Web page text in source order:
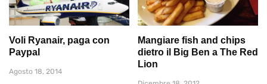
Voli Ryanair, paga con
Paypal
Agosto 18, 2014
Mangiare fish and chips
dietro il Big Ben a The Red
Lion